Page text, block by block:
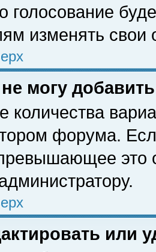
голосование
изменять свои
могу
количества
форума.
это
или